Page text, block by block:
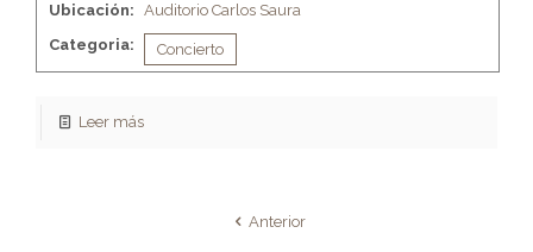
Ubicación: Auditorio Carlos Saura
Categoria:
Concierto
Leer más
Anterior